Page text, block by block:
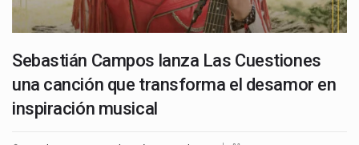
Sebastián Campos lanza Las Cuestiones
una canción que transforma el desamor en
inspiración musical